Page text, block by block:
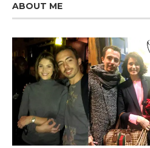
ABOUT ME